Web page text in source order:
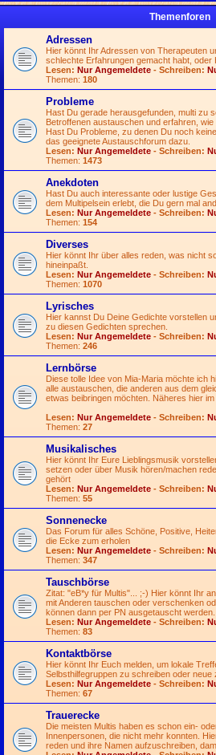
Themenforen
Adressen
Hier könnt Ihr Adressen von Therapeuten
schlechte Erfahrungen gemacht habt, oder
Lesen: Nur Angemeldete - Schreiben:
Themen: 180
Probleme
Hast Du gerade herausgefunden, multi zu
Betroffenen austauschen und erfahren,
Hast Du Probleme, zu denen Du noch
das geeignete Austauschforum dazu.
Lesen: Nur Angemeldete - Schreiben:
Themen: 1473
Anekdoten
Hast Du auch interessante oder lustige
dem Multipelsein erlebt, die Du gern mal
Lesen: Nur Angemeldete - Schreiben:
Themen: 154
Diverses
Hier könnt Ihr über alles reden, was nicht
hineinpaßt.
Lesen: Nur Angemeldete - Schreiben:
Themen: 1070
Lyrisches
Hier kannst Du Deine Gedichte vorstellen
zu diesen Gedichten sprechen.
Lesen: Nur Angemeldete - Schreiben:
Themen: 246
Lernbörse
Diese tolle Idee von Mia-Maria möchte ich
alle austauschen, die anderen aus dem
etwas beibringen möchten. Näheres hier im
Lesen: Nur Angemeldete - Schreiben:
Themen: 27
Musikalisches
Hier könnt Ihr Eure Lieblingsmusik
setzen oder über Musik hören/machen
gehört
Lesen: Nur Angemeldete - Schreiben:
Themen: 55
Sonnenecke
Das Forum für alles Schöne, Positive,
die Ecke zum erholen
Lesen: Nur Angemeldete - Schreiben:
Themen: 347
Tauschbörse
Zitat: "eB*y für Multis"... ;-) Hier könnt Ihr
mit Anderen tauschen oder verschenken
können dann per PN ausgetauscht werden.
Lesen: Nur Angemeldete - Schreiben:
Themen: 83
Kontaktbörse
Hier könnt Ihr Euch melden, um lokale
Selbsthilfegruppen zu schreiben oder neue
Lesen: Nur Angemeldete - Schreiben:
Themen: 67
Trauerecke
Die meisten Multis haben es schon ein-
Innenpersonen, die nicht mehr konnten.
reden und ihre Namen aufzuschreiben,